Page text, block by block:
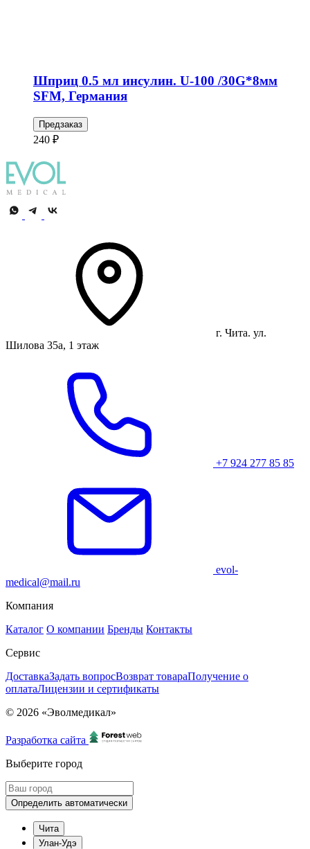
Шприц 0.5 мл инсулин. U-100 /30G*8мм
SFM, Германия
Предзаказ
240 ₽
г. Чита. ул.
Шилова 35а, 1 этаж
+7 924 277 85 85
evol-
medical@mail.ru
Компания
Каталог О компании Бренды Контакты
Сервис
ДоставкаЗадать вопросВозврат товараПолучение о
оплатаЛицензии и сертификаты
© 2026 «Эволмедикал»
Разработка сайта
Выберите город
Определить автоматически
Чита
Улан-Удэ